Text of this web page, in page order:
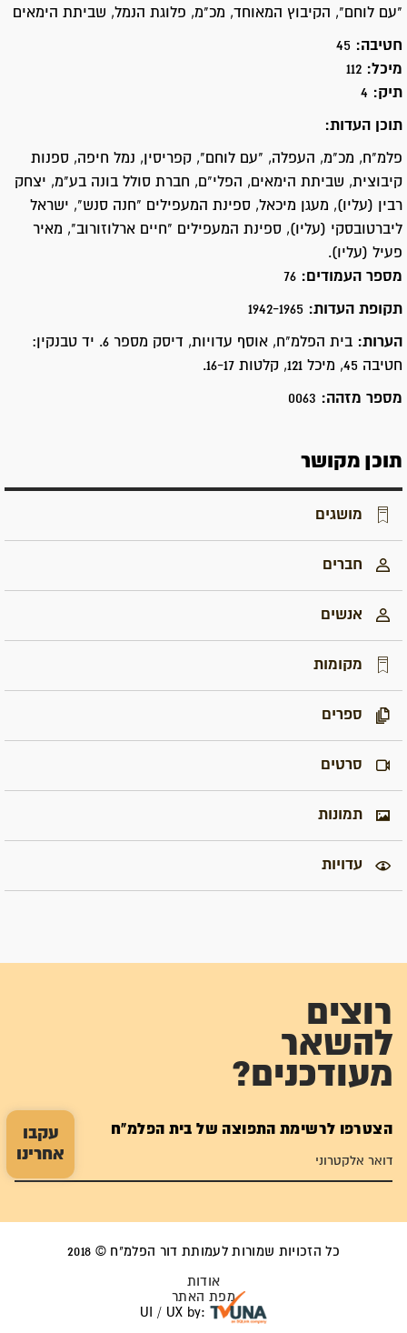
עקבו
אחרינו
"עם לוחם", הקיבוץ המאוחד, מכ"מ, פלוגת הנמל, שביתת הימאים
חטיבה: 45
מיכל: 112
תיק: 4
תוכן העדות:
פלמ"ח, מכ"מ, העפלה, "עם לוחם", קפריסין, נמל חיפה, ספנות
קיבוצית, שביתת הימאים, הפלי"ם, חברת סולל בונה בע"מ, יצחק
רבין (עליו), מעגן מיכאל, ספינת המעפילים "חנה סנש", ישראל
ליברטובסקי (עליו), ספינת המעפילים "חיים ארלוזורוב", מאיר
פעיל (עליו).
מספר העמודים: 76
תקופת העדות: 1942-1965
הערות:
בית הפלמ"ח, אוסף עדויות, דיסק מספר 6. יד טבנקין:
חטיבה 45, מיכל 121, קלטות 16-17.
מספר מזהה: 0063
תוכן מקושר
מושגים
חברים
אנשים
מקומות
ספרים
סרטים
תמונות
עדויות
רוצים
להשאר
מעודכנים?
הצטרפו לרשימת התפוצה של בית הפלמ"ח
כל הזכויות שמורות לעמותת דור הפלמ"ח © 2018
אודות
מפת האתר
UI / UX by: